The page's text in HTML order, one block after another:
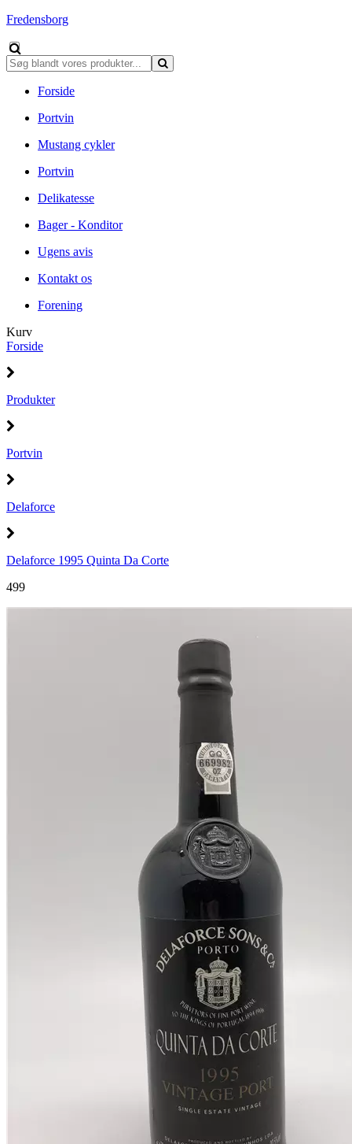
Fredensborg
Forside
Portvin
Mustang cykler
Portvin
Delikatesse
Bager - Konditor
Ugens avis
Kontakt os
Forening
Kurv
Forside
Produkter
Portvin
Delaforce
Delaforce 1995 Quinta Da Corte
499